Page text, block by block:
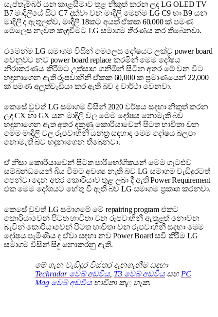
සැප්තැම්බර් යන කාළසීමාව තුළ නිකුත් කරන ලද LG OLED TV
B7 මාදිලියේ සිට C7 දක්වා වන මාදිලි මෙන්ම LG C9 හා B9 යන
මාදිලි ද ඇතුලත්ව, මාදිලි 18කට අයත් ඒකක 60,000 ක් පමණ
මෙලෙස නැවත කැඳවීමට LG සමාගම තීරණය කර තිබෙනවා.
එමෙන්ම LG සමාගම විසින් මෙලෙස දෝෂයට ලක්වූ power board
වෙනුවට නව power board replace කරමින් මෙම දෝෂය
නිරාකරණය කිරීමට උත්සාහ ගනිමින් සිටින අතර මේ වන විට
හඳුනාගෙන ඇති රූපවාහිනි ඒකක 60,000 ක ප්‍රමාණයෙන් 22,000
ක් පමණ අලුත්වැඩියා කර ඇති බව ද වාර්ථා වෙනවා.
කෙසේ වුවත් LG සමාගම විසින් 2020 වර්ෂය සඳහා නිකුත් කරන
ලද CX හා GX යන මාදිලි වල මෙම දෝෂය නොමැති බව
හඳුනාගෙන ඇත අතර දකුණු කොරියාවෙන් පිටත භාවිතා වන
මෙම මාදිලි වල රූපවාහිනි යන්ත්‍ර සඳහාද මෙම දෝෂය බලපා
නොමැති බව හඳුනාගෙන තිබෙනවා.
ඒ නිසා කොරියාවෙන් පිටත පාරිභෝගිකයන් මෙම ගැටළුව
සම්බන්ධයෙන් බිය වීමට අවශ්‍ය නැති බව LG සමාගම වැඩිදුරටත්
පෙන්වා දෙන අතර කොරියාව තුළ ලබා දී ඇති Power Requirement
එක මෙම දෝශයට හේතු වී ඇති බව LG සමාගම ප්‍රකාශ කරනවා.
කෙසේ වුවත් LG සමාගමේ මේ repairing program එකට
කොරියාවෙන් පිටත භාවිතා වන රූපවාහිනී ඇතුළත් නොවන
බැවින් කොරියාවෙන් පිටත භාවිතා වන රූපවාහිනී සඳහා මෙම
දෝෂය පැමිණිය ද ඒවා සඳහා නව Power Board සවි කිරීම LG
සමාගම විසින් සිදු නොකරනු ඇති.
මේ ගැන වැඩිදුර විස්තර දැනගැනීම සඳහා
Techradar වෙබ් අඩවිය T3 වෙබ් අඩවිය සහ PC
Mag වෙබ් අඩවිය භාවිතා කළ හැක.